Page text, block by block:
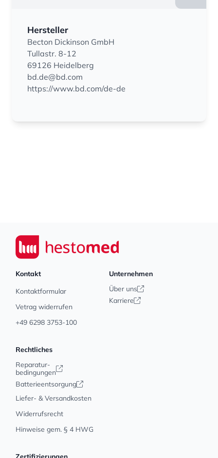
Hersteller
Becton Dickinson GmbH
Tullastr. 8-12
69126 Heidelberg
bd.de@bd.com
https://www.bd.com/de-de
Seiwert GmbH
Kontakt
Kontaktformular
Vetrag widerrufen
+49 6298 3753-100
Unternehmen
Über uns
Karriere
Rechtliches
Reparatur-
bedingungen
Batterieentsorgung
Liefer- & Versandkosten
Widerrufsrecht
Hinweise gem. § 4 HWG